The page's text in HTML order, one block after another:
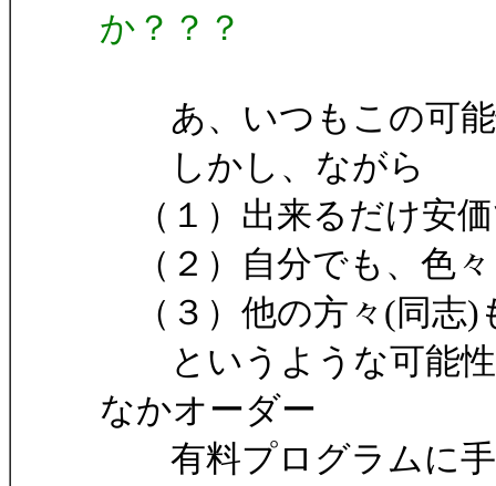
か？？？
あ、いつもこの可能
しかし、ながら
（１）出来るだけ安
（２）自分でも、色
（３）他の方々(同志)
というような可能性
なかオーダー
有料プログラムに手